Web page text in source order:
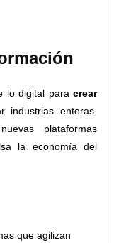
lo digital para crear
industrias enteras.
plataformas
la economía del
que agilizan